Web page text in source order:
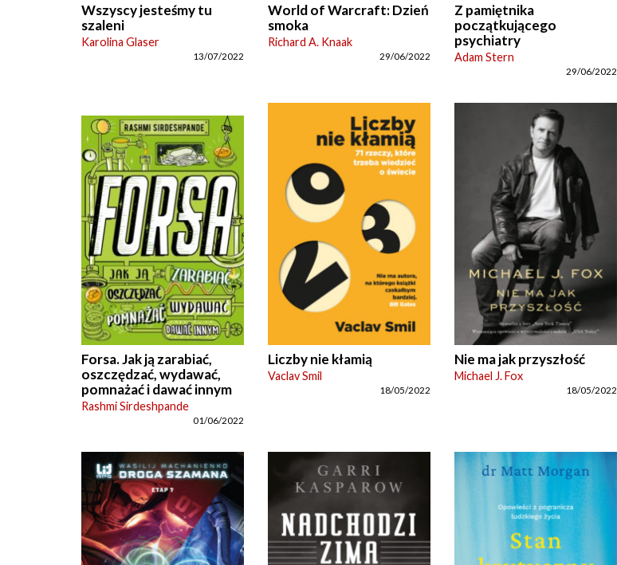
Wszyscy jesteśmy tu
szaleni
Karolina Glaser
13/07/2022
World of Warcraft: Dzień
smoka
Richard A. Knaak
29/06/2022
Z pamiętnika
początkującego
psychiatry
Adam Stern
29/06/2022
Forsa. Jak ją zarabiać,
oszczędzać, wydawać,
pomnażać i dawać innym
Rashmi Sirdeshpande
01/06/2022
Liczby nie kłamią
Vaclav Smil
18/05/2022
Nie ma jak przyszłość
Michael J. Fox
18/05/2022